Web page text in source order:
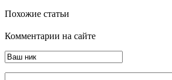
Похожие статьи
Комментарии на сайте